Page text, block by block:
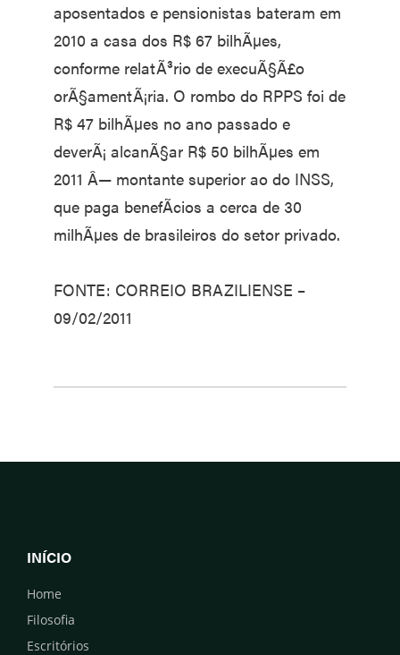
aposentados e pensionistas bateram em
2010 a casa dos R$ 67 bilhÃµes,
conforme relatÃ³rio de execuÃ§Ã£o
orÃ§amentÃ¡ria. O rombo do RPPS foi de
R$ 47 bilhÃµes no ano passado e
deverÃ¡ alcanÃ§ar R$ 50 bilhÃµes em
2011 Â— montante superior ao do INSS,
que paga benefÃ­cios a cerca de 30
milhÃµes de brasileiros do setor privado.
FONTE: CORREIO BRAZILIENSE –
09/02/2011
INÍCIO
Home
Filosofia
Escritórios